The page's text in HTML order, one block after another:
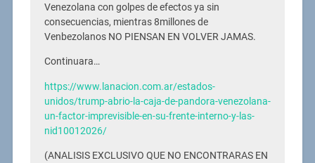
Venezolana con golpes de efectos ya sin
consecuencias, mientras 8millones de
Venbezolanos NO PIENSAN EN VOLVER JAMAS.
Continuara…
https://www.lanacion.com.ar/estados-
unidos/trump-abrio-la-caja-de-pandora-venezolana-
un-factor-imprevisible-en-su-frente-interno-y-las-
nid10012026/
(ANALISIS EXCLUSIVO QUE NO ENCONTRARAS EN